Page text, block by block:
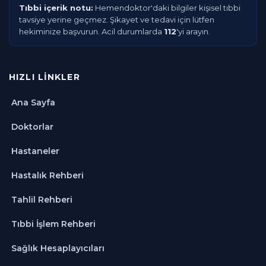
Tıbbi içerik notu: Hemendoktor'daki bilgiler kişisel tıbbi
tavsiye yerine geçmez. Şikayet ve tedavi için lütfen
hekiminize başvurun. Acil durumlarda 112'yi arayın.
HIZLI LINKLER
Ana Sayfa
Doktorlar
Hastaneler
Hastalık Rehberi
Tahlil Rehberi
Tıbbi İşlem Rehberi
Sağlık Hesaplayıcıları